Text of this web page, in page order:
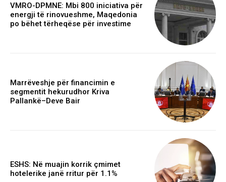
VMRO-DPMNE: Mbi 800 iniciativa për
energji të rinovueshme, Maqedonia
po bëhet tërheqëse për investime
Marrëveshje për financimin e
segmentit hekurudhor Kriva
Pallankë–Deve Bair
ESHS: Në muajin korrik çmimet
hotelerike janë rritur për 1.1%